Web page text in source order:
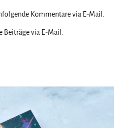
Kommentare via E-Mail.
Beiträge via E-Mail.